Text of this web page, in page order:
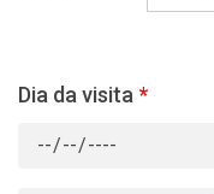
Dia da visita *